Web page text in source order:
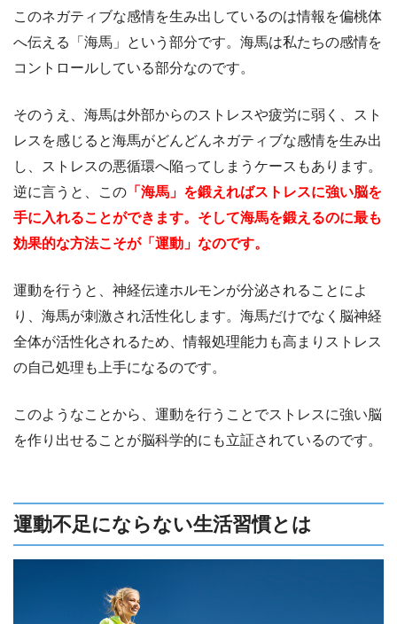
このネガティブな感情を生み出しているのは情報を偏桃体
へ伝える「海馬」という部分です。海馬は私たちの感情を
コントロールしている部分なのです。
そのうえ、海馬は外部からのストレスや疲労に弱く、スト
レスを感じると海馬がどんどんネガティブな感情を生み出
し、ストレスの悪循環へ陥ってしまうケースもあります。
逆に言うと、この 「海馬」を鍛えればストレスに強い脳を
手に入れることができます。そして海馬を鍛えるのに最も
効果的な方法こそが「運動」なのです。
運動を行うと、神経伝達ホルモンが分泌されることによ
り、海馬が刺激され活性化します。海馬だけでなく脳神経
全体が活性化されるため、情報処理能力も高まりストレス
の自己処理も上手になるのです。
このようなことから、運動を行うことでストレスに強い脳
を作り出せることが脳科学的にも立証されているのです。
運動不足にならない生活習慣とは